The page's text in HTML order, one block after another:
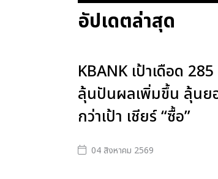
อัปเดตล่าสุด
KBANK เป้าเดือด
ลุ้นปันผลเพิ่มขึ้น ลุ้นย
กว่าเป้า เชียร์ “ซื้อ”
04 สิงหาคม 2569